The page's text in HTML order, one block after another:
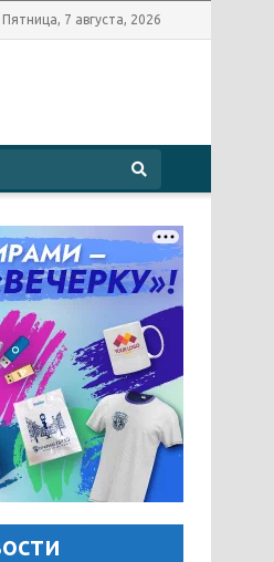
Пятница, 7 августа, 2026